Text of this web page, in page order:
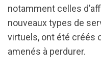
notamment celles
nouveaux types de
virtuels, ont été créés
amenés à perdurer.